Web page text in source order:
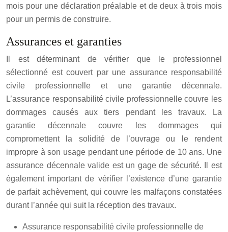
mois pour une déclaration préalable et de deux à trois mois
pour un permis de construire.
Assurances et garanties
Il est déterminant de vérifier que le professionnel
sélectionné est couvert par une assurance responsabilité
civile professionnelle et une garantie décennale.
L’assurance responsabilité civile professionnelle couvre les
dommages causés aux tiers pendant les travaux. La
garantie décennale couvre les dommages qui
compromettent la solidité de l’ouvrage ou le rendent
impropre à son usage pendant une période de 10 ans. Une
assurance décennale valide est un gage de sécurité. Il est
également important de vérifier l’existence d’une garantie
de parfait achèvement, qui couvre les malfaçons constatées
durant l’année qui suit la réception des travaux.
Assurance responsabilité civile professionnelle de